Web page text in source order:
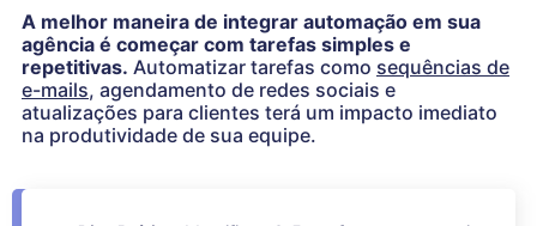
A melhor maneira de integrar automação em sua
agência é começar com tarefas simples e
repetitivas. Automatizar tarefas como sequências de
e-mails, agendamento de redes sociais e
atualizações para clientes terá um impacto imediato
na produtividade de sua equipe.